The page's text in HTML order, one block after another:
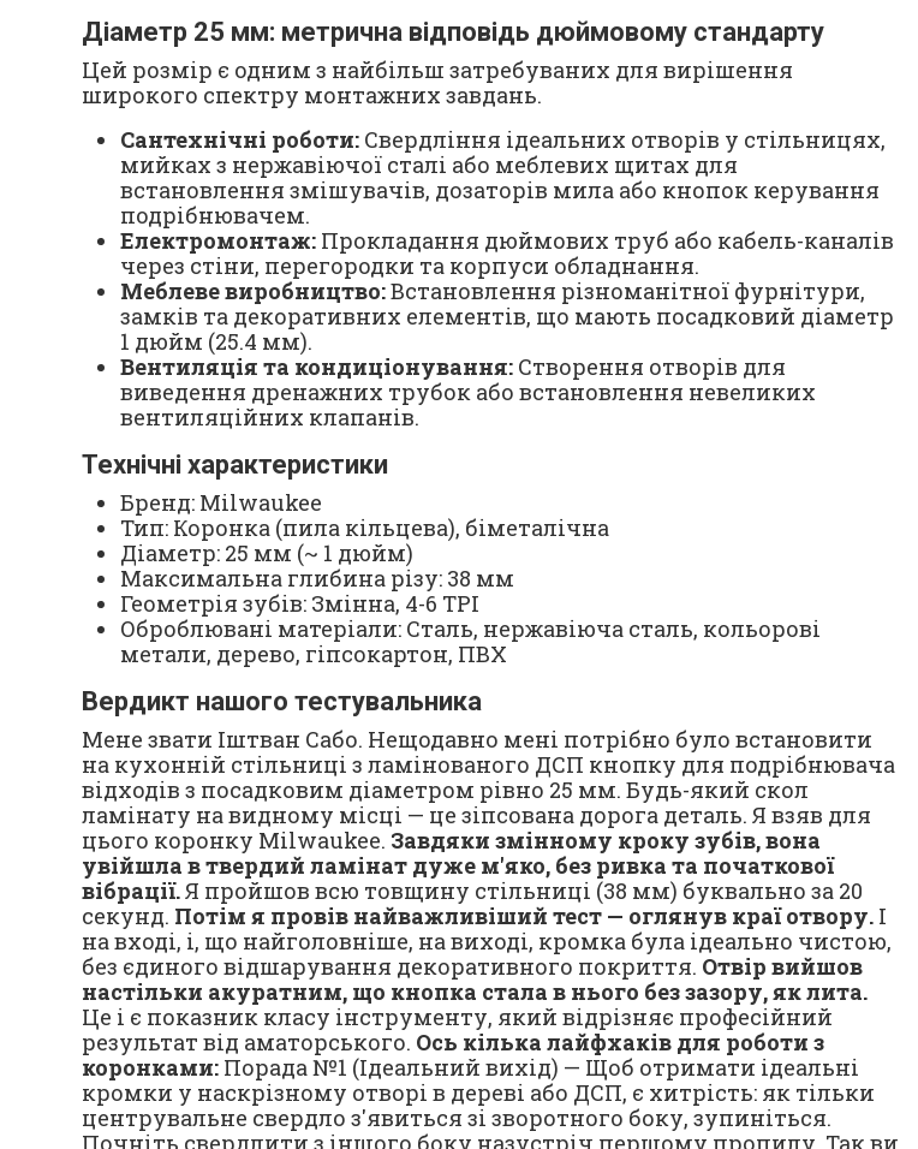
Діаметр 25 мм: метрична відповідь дюймовому стандарту
Цей розмір є одним з найбільш затребуваних для вирішення
широкого спектру монтажних завдань.
Сантехнічні роботи: Свердління ідеальних отворів у стільницях,
мийках з нержавіючої сталі або меблевих щитах для
встановлення змішувачів, дозаторів мила або кнопок керування
подрібнювачем.
Електромонтаж: Прокладання дюймових труб або кабель-каналів
через стіни, перегородки та корпуси обладнання.
Меблеве виробництво:Встановлення різноманітної фурнітури,
замків та декоративних елементів, що мають посадковий діаметр
1 дюйм (25.4 мм).
Вентиляція та кондиціонування: Створення отворів для
виведення дренажних трубок або встановлення невеликих
вентиляційних клапанів.
Технічні характеристики
Бренд: Milwaukee
Тип: Коронка (пила кільцева), біметалічна
Діаметр: 25 мм (~ 1 дюйм)
Максимальна глибина різу: 38 мм
Геометрія зубів: Змінна, 4-6 TPI
Оброблювані матеріали: Сталь, нержавіюча сталь, кольорові
метали, дерево, гіпсокартон, ПВХ
Вердикт нашого тестувальника
Мене звати Іштван Сабо. Нещодавно мені потрібно було встановити
на кухонній стільниці з ламінованого ДСП кнопку для подрібнювача
відходів з посадковим діаметром рівно 25 мм. Будь-який скол
ламінату на видному місці — це зіпсована дорога деталь. Я взяв для
цього коронку Milwaukee. Завдяки змінному кроку зубів, вона
увійшла в твердий ламінат дуже м'яко, без ривка та початкової
вібрації.Я пройшов всю товщину стільниці (38 мм) буквально за 20
секунд. Потім я провів найважливіший тест — оглянув краї отвору. І
на вході, і, що найголовніше, на виході, кромка була ідеально чистою,
без єдиного відшарування декоративного покриття. Отвір вийшов
настільки акуратним, що кнопка стала в нього без зазору, як лита.
Це і є показник класу інструменту, який відрізняє професійний
результат від аматорського. Ось кілька лайфхаків для роботи з
коронками: Порада №1 (Ідеальний вихід) — Щоб отримати ідеальні
кромки у наскрізному отворі в дереві або ДСП, є хитрість: як тільки
центрувальне свердло з'явиться зі зворотного боку, зупиніться.
Почніть свердлити з іншого боку назустріч першому пропилу. Так ви